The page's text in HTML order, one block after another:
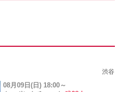
渋谷
08月09日(日) 18:00～